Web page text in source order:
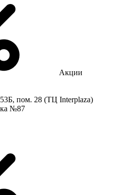
Акции
пом. 28 (ТЦ Interplaza)
№87